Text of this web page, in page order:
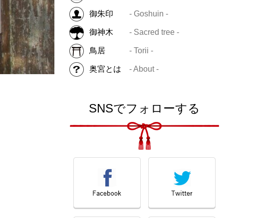
御朱印 - Goshuin -
御神木 - Sacred tree -
鳥居 - Torii -
奥宮とは - About -
SNSでフォローする